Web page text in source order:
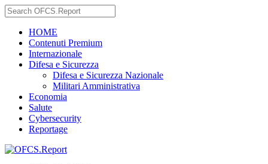
HOME
Contenuti Premium
Internazionale
Difesa e Sicurezza
Difesa e Sicurezza Nazionale
Militari Amministrativa
Economia
Salute
Cybersecurity
Reportage